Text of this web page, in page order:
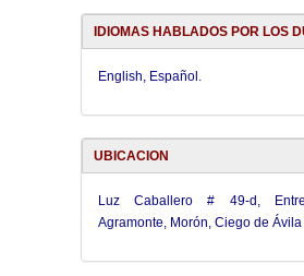
IDIOMAS HABLADOS POR LOS
English, Español.
UBICACION
Luz Caballero # 49-d,
Agramonte, Morón, Ciego de